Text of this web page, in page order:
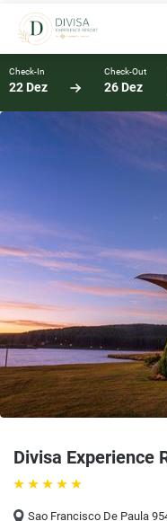
Check-In
22 Dez
Check-Out
26 Dez
Divisa Experience
Sao Francisco De Paula